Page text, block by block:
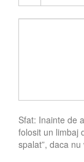
Sfat: Inainte de
folosit un limbaj
spalat”, daca